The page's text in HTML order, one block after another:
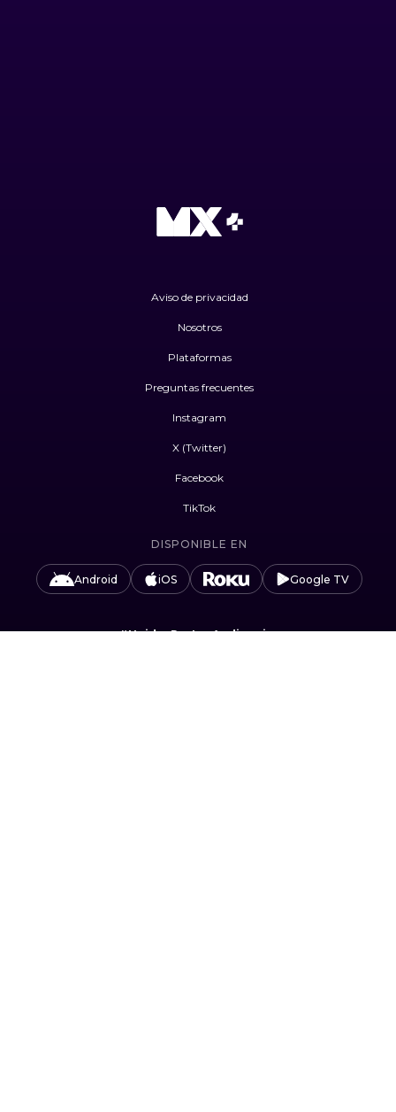
Aviso de privacidad
Nosotros
Plataformas
Preguntas frecuentes
Instagram
X (Twitter)
Facebook
TikTok
DISPONIBLE EN
Android iOS Google TV
#UnidosPorLasAudiencias